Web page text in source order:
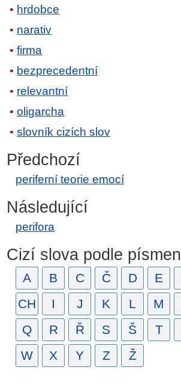
hrdobce
narativ
firma
bezprecedentní
relevantní
oligarcha
slovník cizích slov
Předchozí
periferní teorie emocí
Následující
perifora
Cizí slova podle písmen
A B C Č D E
CH
I J K L M
Q
R Ř S Š T
W
X Y Z Ž